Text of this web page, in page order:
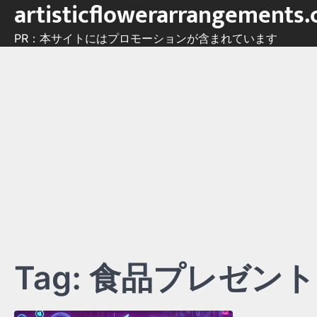
Skip
content
PR：本サイトにはプロモーションが含まれています
Tag: 食品プレゼント